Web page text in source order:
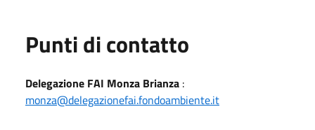
Punti di contatto
Delegazione FAI Monza Brianza :
monza@delegazionefai.fondoambiente.it